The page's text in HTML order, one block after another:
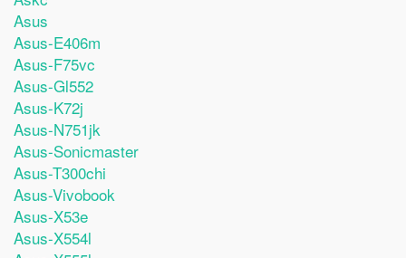
Asus
Asus-E406m
Asus-F75vc
Asus-Gl552
Asus-K72j
Asus-N751jk
Asus-Sonicmaster
Asus-T300chi
Asus-Vivobook
Asus-X53e
Asus-X554l